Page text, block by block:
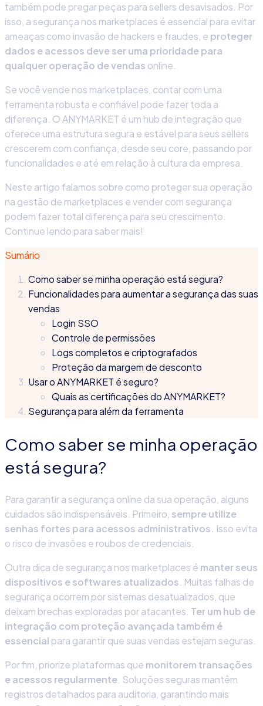
também pode pregar peças para sellers desavisados. Por
isso, a segurança nos marketplaces é essencial para evitar
ameaças como invasão de hackers e fraudes, e proteger
dados e acessos deve ser uma prioridade para
qualquer operação de vendas online.
Se você vende nos marketplaces, contar com uma
ferramenta robusta e confiável pode fazer toda a
diferença. O ANYMARKET é um hub de integração que
oferece uma estrutura segura e estável para seus sellers
crescerem com confiança, desde seu core, passando por
funcionalidades e até em relação à cultura da empresa.
Neste artigo falamos sobre como proteger sua operação
na gestão de marketplaces evender com segurança
podem fazer total diferença para seu crescimento.
Continue lendo para saber mais!
Sumário
Como saber se minha operação está segura?
Funcionalidades para aumentar a segurança das suas
vendas
Login SSO
Controle de permissões
Logs completos e criptografados
Proteção da margem de desconto
Usar o ANYMARKET é seguro?
Quais as certificações do ANYMARKET?
Segurança para além da ferramenta
Como saber se minha operação
está segura?
Para garantir a segurança online da sua operação, alguns
cuidados são indispensáveis. Primeiro, sempre utilize
senhas fortes para acessos administrativos. Isso evita
o risco de invasões e roubos de credenciais.
Outra dica de segurança nos marketplaces é manter seus
dispositivos e softwares atualizados . Muitas falhas de
segurança ocorrem por sistemas desatualizados, que
deixam brechas exploradas por atacantes. Ter um hub de
integração com proteção avançada também é
essencial para garantir que suas vendas estejam seguras.
Por fim, priorize plataformas que monitorem transações
e acessos regularmente . Soluções seguras mantêm
registros detalhados para auditoria, garantindo mais